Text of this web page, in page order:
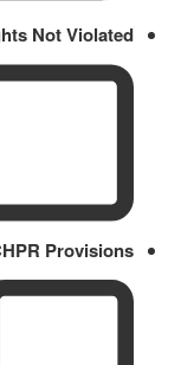
Not Violated
Provisions